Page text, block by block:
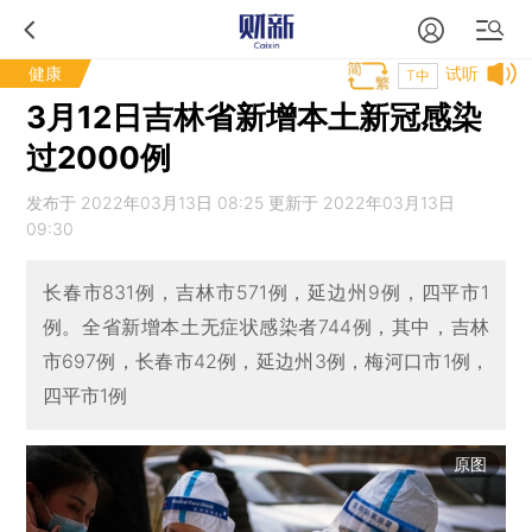
健康 试听
T中
3月12日吉林省新增本土新冠感染
过2000例
发布于 2022年03月13日 08:25 更新于 2022年03月13日
09:30
长春市831例，吉林市571例，延边州9例，四平市1
例。全省新增本土无症状感染者744例，其中，吉林
市697例，长春市42例，延边州3例，梅河口市1例，
四平市1例
原图